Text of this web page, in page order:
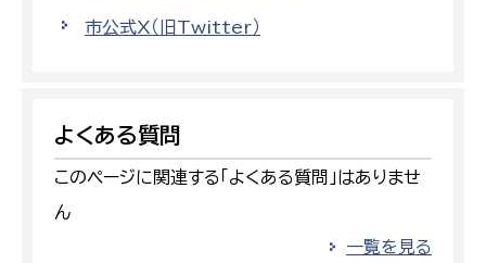
市公式X（旧Twitter）
よくある質問
このページに関連する「よくある質問」はありませ
ん
一覧を見る